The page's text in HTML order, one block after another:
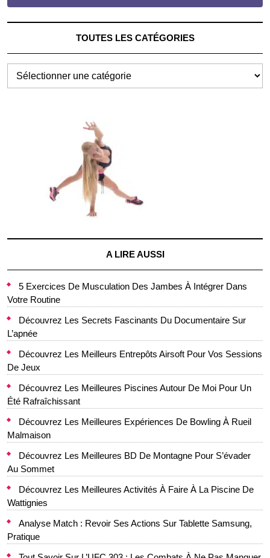
TOUTES LES CATÉGORIES
TOUTES
A LIRE AUSSI
5 Exercices De Musculation Des Jambes À Intégrer Dans
Votre Routine
Découvrez Les Secrets Fascinants Du Documentaire Sur
L’apnée
Découvrez Les Meilleurs Entrepôts Airsoft Pour Vos Sessions
De Jeux
Découvrez Les Meilleures Piscines Autour De Moi Pour Un
Été Rafraîchissant
Découvrez Les Meilleures Expériences De Bowling À Rueil
Malmaison
Découvrez Les Meilleures BD De Montagne Pour S’évader
Au Sommet
Découvrez Les Meilleures Activités À Faire À La Piscine De
Wattignies
Analyse Match : Revoir Ses Actions Sur Tablette Samsung,
Pratique